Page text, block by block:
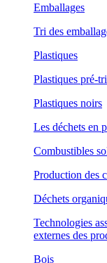
Emballages
Tri des
Plastiques
Plastiques pré-
Plastiques noirs
Les déchets en
Combustibles
Production des
Déchets
Technologies
externes des
Bois